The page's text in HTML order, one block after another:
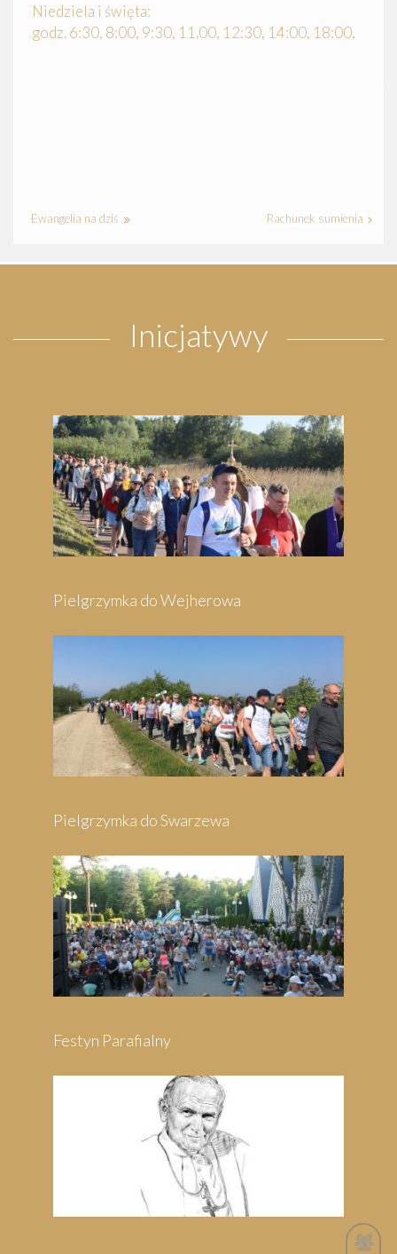
Niedziela i święta:
godz. 6:30, 8:00, 9:30, 11.00, 12:30, 14:00, 18:00,
Ewangelia na dziś Rachunek sumienia
Inicjatywy
Pielgrzymka do Wejherowa
Pielgrzymka do Swarzewa
Festyn Parafialny